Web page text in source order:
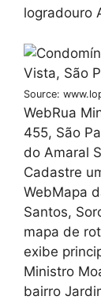
logradouro
Source:
WebRua
455, São
do Amaral
Cadastre
WebMapa
Santos,
mapa de
exibe
Ministro
bairro